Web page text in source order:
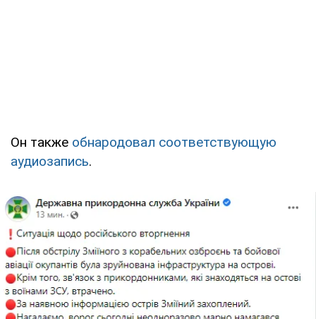
Он также обнародовал соответствующую
аудиозапись.